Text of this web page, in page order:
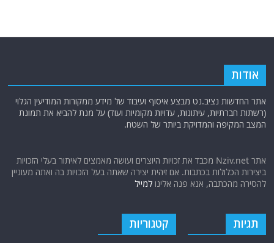
אודות
אתר החדשות נציב.נט מבצע איסוף ועיבוד של מידע ממקורות המודיעין הגלוי
(רשתות חברתיות, עיתונות, עדויות מקומיות ועוד) על מנת להביא את תמונת
המצב המקיפה והמדויקת ביותר של השטח.
אתר Nziv.net מכבד את זכויות היוצרים ועושה מאמצים לאיתור בעלי הזכויות
ביצירות הכלולות בכתבות. אם זיהית יצירה שאתה בעל הזכויות בה ואתה מעוניין
להסירה מהכתבה, אנא פנה אלינולמייל
תגיות קטגוריות